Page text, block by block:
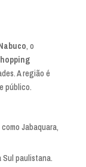
, o
A região é
público.
Jabaquara,
Sul paulistana.